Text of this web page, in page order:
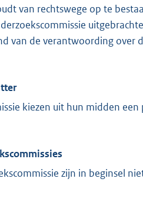
van rechtswege op te
van de verantwoording over
kiezen uit hun midden
zijn in beginsel